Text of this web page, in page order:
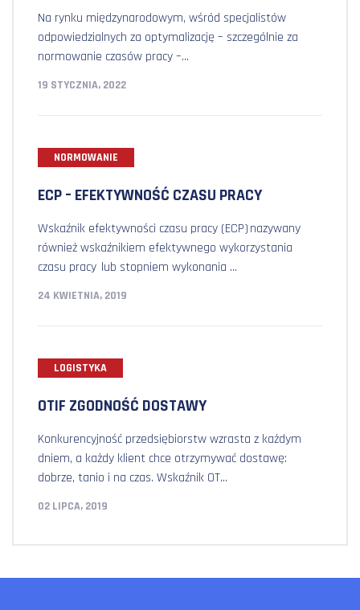
Na rynku międzynarodowym, wśród specjalistów
odpowiedzialnych za optymalizację – szczególnie za
normowanie czasów pracy –...
19 STYCZNIA, 2022
NORMOWANIE
ECP – EFEKTYWNOŚĆ CZASU PRACY
Wskaźnik efektywności czasu pracy (ECP) nazywany
również wskaźnikiem efektywnego wykorzystania
czasu pracy lub stopniem wykonania ...
24 KWIETNIA, 2019
LOGISTYKA
OTIF ZGODNOŚĆ DOSTAWY
Konkurencyjność przedsiębiorstw wzrasta z każdym
dniem, a każdy klient chce otrzymywać dostawę:
dobrze, tanio i na czas. Wskaźnik OT...
02 LIPCA, 2019